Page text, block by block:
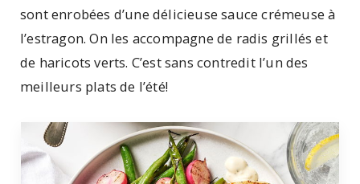
sont enrobées d’une délicieuse sauce crémeuse à
l’estragon. On les accompagne de radis grillés et
de haricots verts. C’est sans contredit l’un des
meilleurs plats de l’été!